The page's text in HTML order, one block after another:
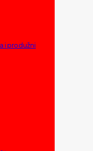
i produžni